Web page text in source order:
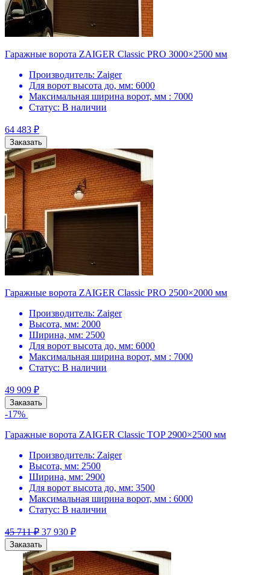
Гаражные ворота ZAIGER Classic PRO 3000×2500 мм
Производитель: Zaiger
Для ворот высота до, мм: 6000
Максимальная ширина ворот, мм : 7000
Статус: В наличии
64 483 ₽
Заказать
Гаражные ворота ZAIGER Classic PRO 2500×2000 мм
Производитель: Zaiger
Высота, мм: 2000
Ширина, мм: 2500
Для ворот высота до, мм: 6000
Максимальная ширина ворот, мм : 7000
Статус: В наличии
49 909 ₽
Заказать
-17%
Гаражные ворота ZAIGER Classic TOP 2900×2500 мм
Производитель: Zaiger
Высота, мм: 2500
Ширина, мм: 2900
Для ворот высота до, мм: 3500
Максимальная ширина ворот, мм : 6000
Статус: В наличии
45 711₽ 37 930 ₽
Заказать